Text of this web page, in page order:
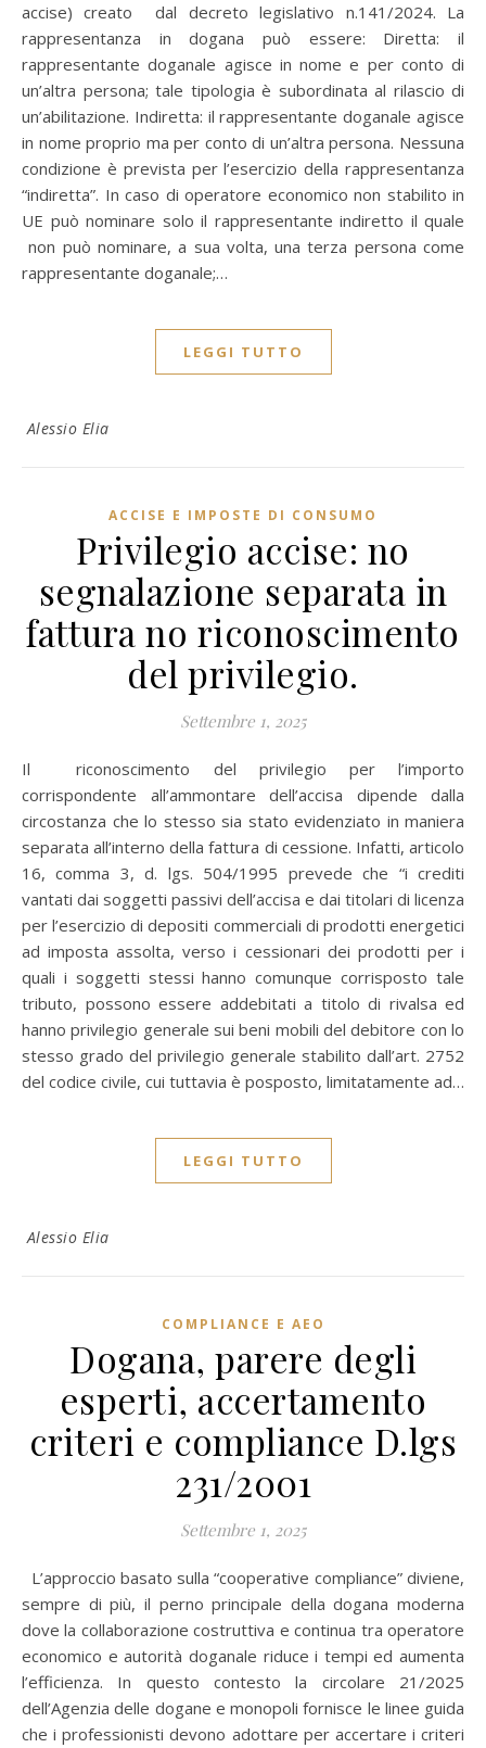
accise) creato dal decreto legislativo n.141/2024. La
rappresentanza in dogana può essere: Diretta: il
rappresentante doganale agisce in nome e per conto di
un’altra persona; tale tipologia è subordinata al rilascio di
un’abilitazione. Indiretta: il rappresentante doganale agisce
in nome proprio ma per conto di un’altra persona. Nessuna
condizione è prevista per l’esercizio della rappresentanza
“indiretta”. In caso di operatore economico non stabilito in
UE può nominare solo il rappresentante indiretto il quale
non può nominare, a sua volta, una terza persona come
rappresentante doganale;…
LEGGI TUTTO
Alessio Elia
ACCISE E IMPOSTE DI CONSUMO
Privilegio accise: no
segnalazione separata in
fattura no riconoscimento
del privilegio.
Settembre 1, 2025
Il riconoscimento del privilegio per l’importo
corrispondente all’ammontare dell’accisa dipende dalla
circostanza che lo stesso sia stato evidenziato in maniera
separata all’interno della fattura di cessione. Infatti, articolo
16, comma 3, d. lgs. 504/1995 prevede che “i crediti
vantati dai soggetti passivi dell’accisa e dai titolari di licenza
per l’esercizio di depositi commerciali di prodotti energetici
ad imposta assolta, verso i cessionari dei prodotti per i
quali i soggetti stessi hanno comunque corrisposto tale
tributo, possono essere addebitati a titolo di rivalsa ed
hanno privilegio generale sui beni mobili del debitore con lo
stesso grado del privilegio generale stabilito dall’art. 2752
del codice civile, cui tuttavia è posposto, limitatamente ad…
LEGGI TUTTO
Alessio Elia
COMPLIANCE E AEO
Dogana, parere degli
esperti, accertamento
criteri e compliance D.lgs
231/2001
Settembre 1, 2025
L’approccio basato sulla “cooperative compliance” diviene,
sempre di più, il perno principale della dogana moderna
dove la collaborazione costruttiva e continua tra operatore
economico e autorità doganale riduce i tempi ed aumenta
l’efficienza. In questo contesto la circolare 21/2025
dell’Agenzia delle dogane e monopoli fornisce le linee guida
che i professionisti devono adottare per accertare i criteri